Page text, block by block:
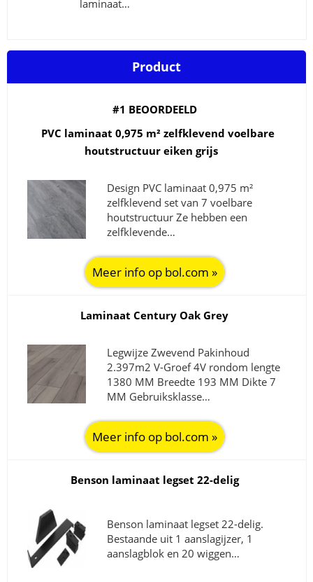
laminaat…
Product
#1 BEOORDEELD
PVC laminaat 0,975 m² zelfklevend voelbare
houtstructuur eiken grijs
Design PVC laminaat 0,975 m²
zelfklevend set van 7 voelbare
houtstructuur Ze hebben een
zelfklevende…
Meer info op bol.com »
Laminaat Century Oak Grey
Legwijze Zwevend Pakinhoud
2.397m2 V-Groef 4V rondom lengte
1380 MM Breedte 193 MM Dikte 7
MM Gebruiksklasse…
Meer info op bol.com »
Benson laminaat legset 22-delig
Benson laminaat legset 22-delig.
Bestaande uit 1 aanslagijzer, 1
aanslagblok en 20 wiggen…